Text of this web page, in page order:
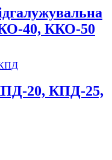
40, ККО-50
20, КПД-25,